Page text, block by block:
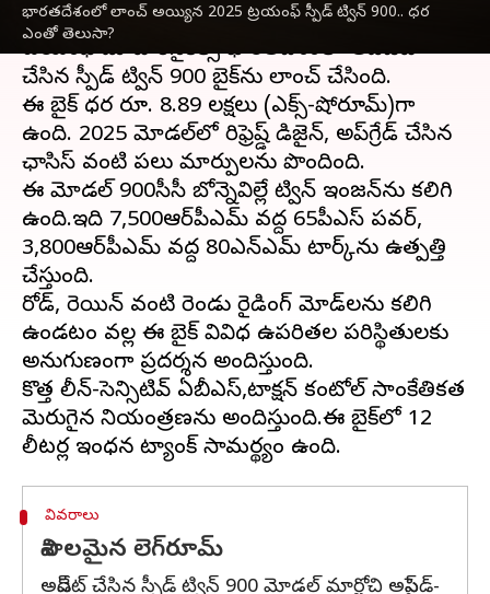
భారతదేశంలో లాంచ్ అయ్యిన 2025 ట్రయంఫ్ స్పీడ్ ట్విన్ 900.. ధర
ఎంతో తెలుసా?
ఈ వార్తాకథనం ఏంటి
ట్రయంఫ్ మోటార్‌సైకిల్స్ భారతదేశంలో అప్‌డేట్
చేసిన స్పీడ్ ట్విన్ 900 బైక్‌ను లాంచ్ చేసింది.
ఈ బైక్ ధర రూ. 8.89 లక్షలు (ఎక్స్-షోరూమ్)గా
ఉంది. 2025 మోడల్‌లో రిఫ్రెష్డ్ డిజైన్, అప్‌గ్రేడ్ చేసిన
ఛాసిస్ వంటి పలు మార్పులను పొందింది.
ఈ మోడల్ 900సీసీ బోన్నెవిల్లే ట్విన్ ఇంజన్‌ను కలిగి
ఉంది.ఇది 7,500ఆర్‌పీఎమ్ వద్ద 65పీఎస్ పవర్,
3,800ఆర్‌పీఎమ్ వద్ద 80ఎన్ఎమ్ టార్క్‌ను ఉత్పత్తి
చేస్తుంది.
రోడ్, రెయిన్ వంటి రెండు రైడింగ్ మోడ్‌లను కలిగి
ఉండటం వల్ల ఈ బైక్ వివిధ ఉపరితల పరిస్థితులకు
అనుగుణంగా ప్రదర్శన అందిస్తుంది.
కొత్త లీన్-సెన్సిటివ్ ఏబీఎస్,ట్రాక్షన్ కంట్రోల్ సాంకేతికత
మెరుగైన నియంత్రణను అందిస్తుంది.ఈ బైక్‌లో 12
వివరాలు
విశాలమైన లెగ్‌రూమ్‌
అప్‌డేట్ చేసిన స్పీడ్ ట్విన్ 900 మోడల్ మార్జోచి అప్‌సైడ్-